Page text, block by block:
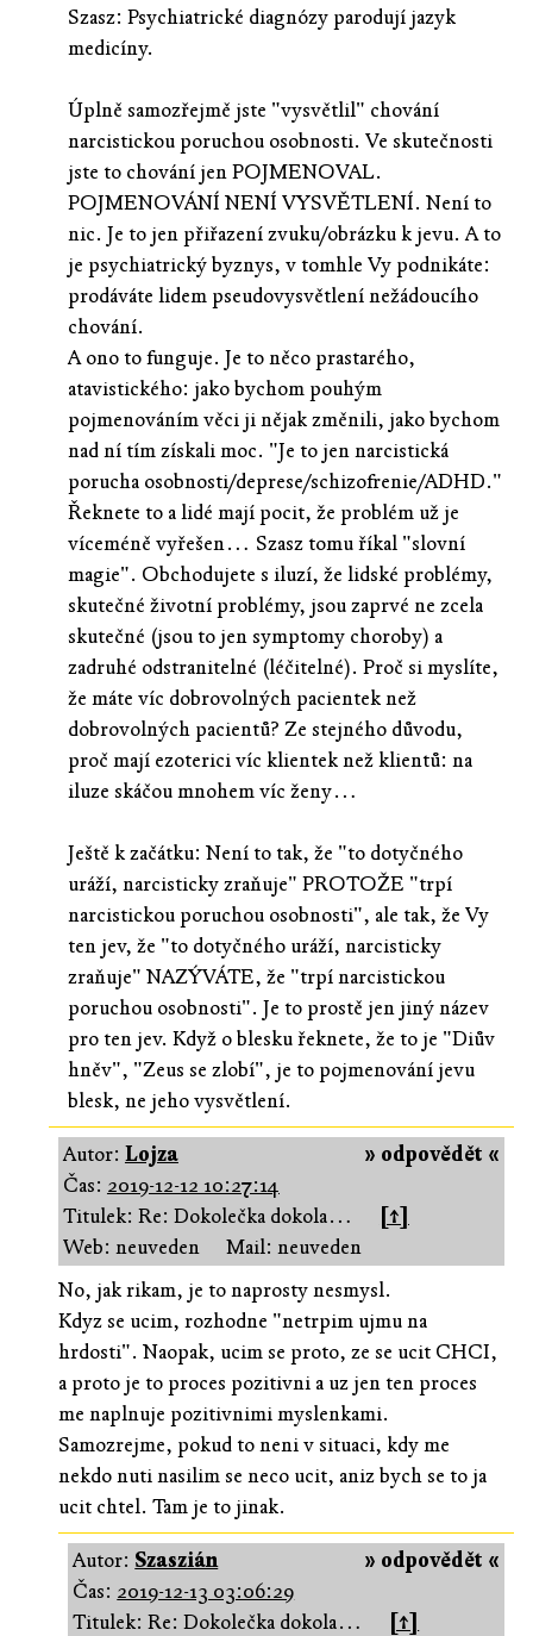
Szasz: Psychiatrické diagnózy parodují jazyk
medicíny.
Úplně samozřejmě jste "vysvětlil" chování
narcistickou poruchou osobnosti. Ve skutečnosti
jste to chování jen POJMENOVAL.
POJMENOVÁNÍ NENÍ VYSVĚTLENÍ. Není to
nic. Je to jen přiřazení zvuku/obrázku k jevu. A to
je psychiatrický byznys, v tomhle Vy podnikáte:
prodáváte lidem pseudovysvětlení nežádoucího
chování.
A ono to funguje. Je to něco prastarého,
atavistického: jako bychom pouhým
pojmenováním věci ji nějak změnili, jako bychom
nad ní tím získali moc. "Je to jen narcistická
porucha osobnosti/deprese/schizofrenie/ADHD."
Řeknete to a lidé mají pocit, že problém už je
víceméně vyřešen… Szasz tomu říkal "slovní
magie". Obchodujete s iluzí, že lidské problémy,
skutečné životní problémy, jsou zaprvé ne zcela
skutečné (jsou to jen symptomy choroby) a
zadruhé odstranitelné (léčitelné). Proč si myslíte,
že máte víc dobrovolných pacientek než
dobrovolných pacientů? Ze stejného důvodu,
proč mají ezoterici víc klientek než klientů: na
iluze skáčou mnohem víc ženy…
Ještě k začátku: Není to tak, že "to dotyčného
uráží, narcisticky zraňuje" PROTOŽE "trpí
narcistickou poruchou osobnosti", ale tak, že Vy
ten jev, že "to dotyčného uráží, narcisticky
zraňuje" NAZÝVÁTE, že "trpí narcistickou
poruchou osobnosti". Je to prostě jen jiný název
pro ten jev. Když o blesku řeknete, že to je "Diův
hněv", "Zeus se zlobí", je to pojmenování jevu
blesk, ne jeho vysvětlení.
» odpovědět «
Autor: Lojza
Čas: 2019-12-12 10:27:14
Titulek: Re: Dokolečka dokola…
[↑]
Web: neuveden
Mail: neuveden
No, jak rikam, je to naprosty nesmysl.
Kdyz se ucim, rozhodne "netrpim ujmu na
hrdosti". Naopak, ucim se proto, ze se ucit CHCI,
a proto je to proces pozitivni a uz jen ten proces
me naplnuje pozitivnimi myslenkami.
Samozrejme, pokud to neni v situaci, kdy me
nekdo nuti nasilim se neco ucit, aniz bych se to ja
ucit chtel. Tam je to jinak.
» odpovědět «
Autor: Szaszián
Čas: 2019-12-13 03:06:29
Titulek: Re: Dokolečka dokola…
[↑]